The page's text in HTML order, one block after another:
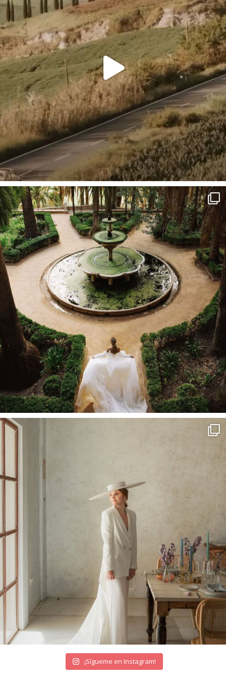
¡Sígueme en Instagram!